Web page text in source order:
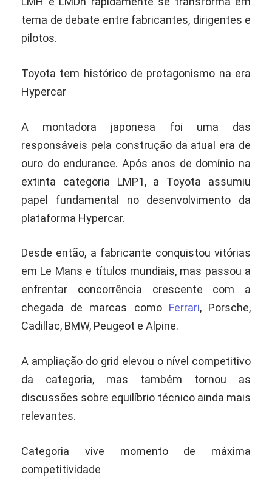
tema de debate entre fabricantes, dirigentes e
pilotos.
Toyota tem histórico de protagonismo na era
Hypercar
A montadora japonesa foi uma das
responsáveis pela construção da atual era de
ouro do endurance. Após anos de domínio na
extinta categoria LMP1, a Toyota assumiu
papel fundamental no desenvolvimento da
plataforma Hypercar.
Desde então, a fabricante conquistou vitórias
em Le Mans e títulos mundiais, mas passou a
enfrentar concorrência crescente com a
chegada de marcas como Ferrari, Porsche,
Cadillac, BMW, Peugeot e Alpine.
A ampliação do grid elevou o nível competitivo
da categoria, mas também tornou as
discussões sobre equilíbrio técnico ainda mais
relevantes.
Categoria vive momento de máxima
competitividade